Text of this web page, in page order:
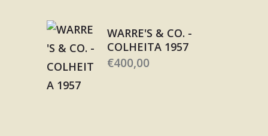
WARRE'S & CO. -
COLHEITA 1957
€400,00